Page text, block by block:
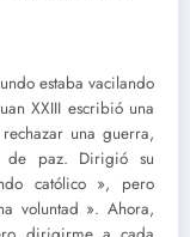
estaba vacilando
XXIII escribió una
una guerra,
de paz. Dirigió su
católico », pero
voluntad ». Ahora,